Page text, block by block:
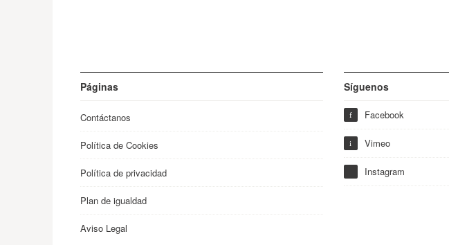
Páginas
Contáctanos
Política de Cookies
Política de privacidad
Plan de igualdad
Aviso Legal
Síguenos
f Facebook
i Vimeo
Instagram